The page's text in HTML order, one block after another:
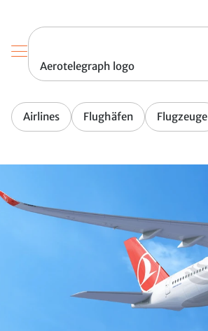
Aerotelegraph logo
Airlines Flughäfen Flugzeuge